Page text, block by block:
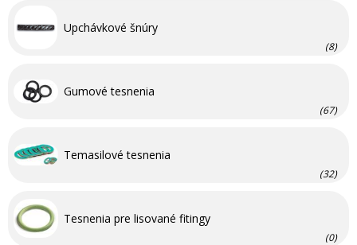
Upchávkové šnúry
(8)
Gumové tesnenia
(67)
Temasilové tesnenia
(32)
Tesnenia pre lisované fitingy
(0)